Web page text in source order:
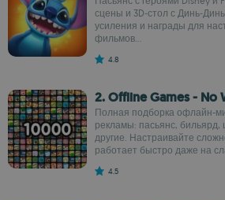
сцены и 3D‑стол с
усиления и награды для
фильмов...
4.8
2. Offline Games - No
Полная подборка офлайн-
рекламы: пасьянс, бильярд,
другие. Настраивайте
работает быстро даже на
4.5